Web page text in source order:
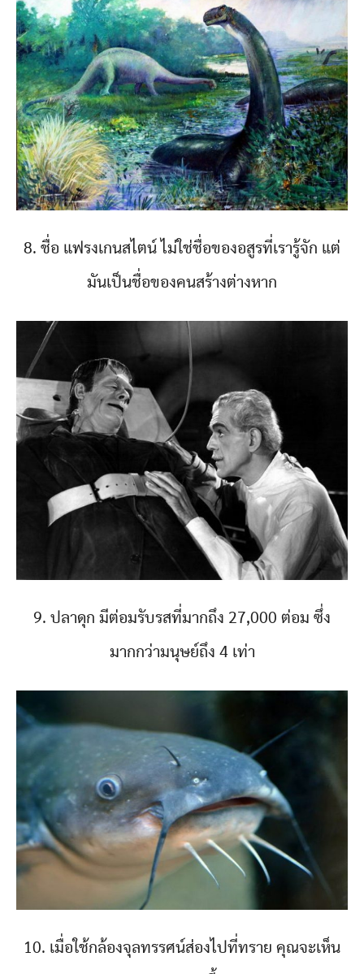
8. ชื่อ แฟรงเกนสไตน์ ไม่ใช่ชื่อของอสูรที่เรารู้จัก แต่
มันเป็นชื่อของคนสร้างต่างหาก
9. ปลาดุก มีต่อมรับรสที่มากถึง 27,000 ต่อม ซึ่ง
มากกว่ามนุษย์ถึง 4 เท่า
10. เมื่อใช้กล้องจุลทรรศน์ส่องไปที่ทราย คุณจะเห็น